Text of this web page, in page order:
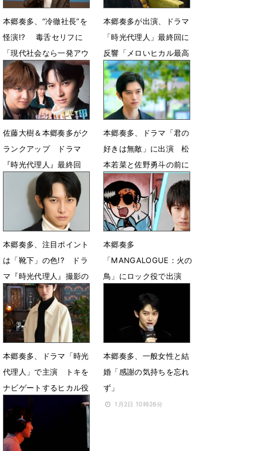
本郷奏多、“冷徹社長”を
怪演!? 毒舌セリフに
「現代社会なら一発アウ
ト」
7月7日 08時00分
本郷奏多が出演、ドラマ
「時光代理人」最終回に
反響「メロいヒカル最高
でした！」
6月15日 07時00分
佐藤大樹＆本郷奏多がク
ランクアップ ドラマ
『時光代理人』最終回
へ 撮影秘話とバディの
6月12日 22時38分
本郷奏多、ドラマ「君の
好きは無敵」に出演 松
本若菜と佐野勇斗の前に
立ちはだかる社長役
6月11日 06時00分
本郷奏多、注目ポイント
は「靴下」の色!? ドラ
マ『時光代理人』撮影の
裏側
4月25日 18時00分
本郷奏多
「MANGALOGUE：火の
鳥」にロック役で出演
「とても光栄」
3月10日 14時16分
本郷奏多、ドラマ「時光
代理人」で主演 トキを
ナビゲートするヒカル役
本郷奏多、一般女性と結
婚「感謝の気持ちを忘れ
ず」
1月2日 10時26分